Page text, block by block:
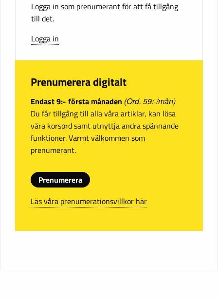
Logga in som prenumerant för att få tillgång
till det.
Logga in
Prenumerera digitalt
Endast 9:- första månaden (Ord. 59:-/mån)
Du får tillgång till alla våra artiklar, kan lösa
våra korsord samt utnyttja andra spännande
funktioner. Varmt välkommen som
prenumerant.
Prenumerera
Läs våra prenumerationsvillkor här